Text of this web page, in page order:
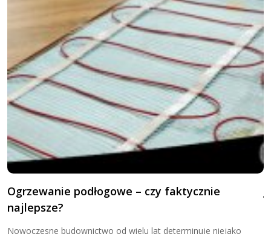
Ogrzewanie podłogowe – czy faktycznie
najlepsze?
Nowoczesne budownictwo od wielu lat determinuje niejako